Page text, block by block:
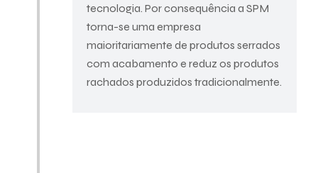
tecnologia. Por consequência a SPM
torna-se uma empresa
maioritariamente de produtos serrados
com acabamento e reduz os produtos
rachados produzidos tradicionalmente.